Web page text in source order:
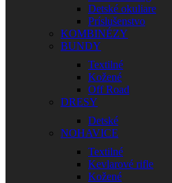
Detské okuliare
Príslušenstvo
KOMBINÉZY
BUNDY
Textilné
Kožené
Off Road
DRESY
Detské
NOHAVICE
Textilné
Kevlarové rifle
Kožené